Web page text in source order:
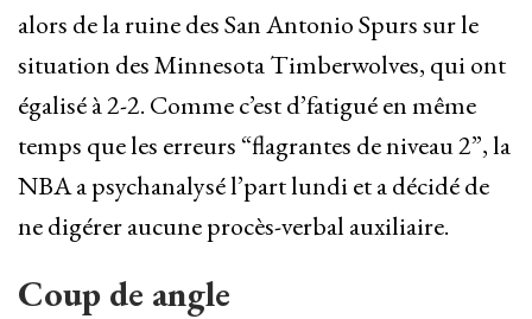
alors de la ruine des San Antonio Spurs sur le
situation des Minnesota Timberwolves, qui ont
égalisé à 2-2. Comme c’est d’fatigué en même
temps que les erreurs “flagrantes de niveau 2”, la
NBA a psychanalysé l’part lundi et a décidé de
ne digérer aucune procès-verbal auxiliaire.
Coup de angle